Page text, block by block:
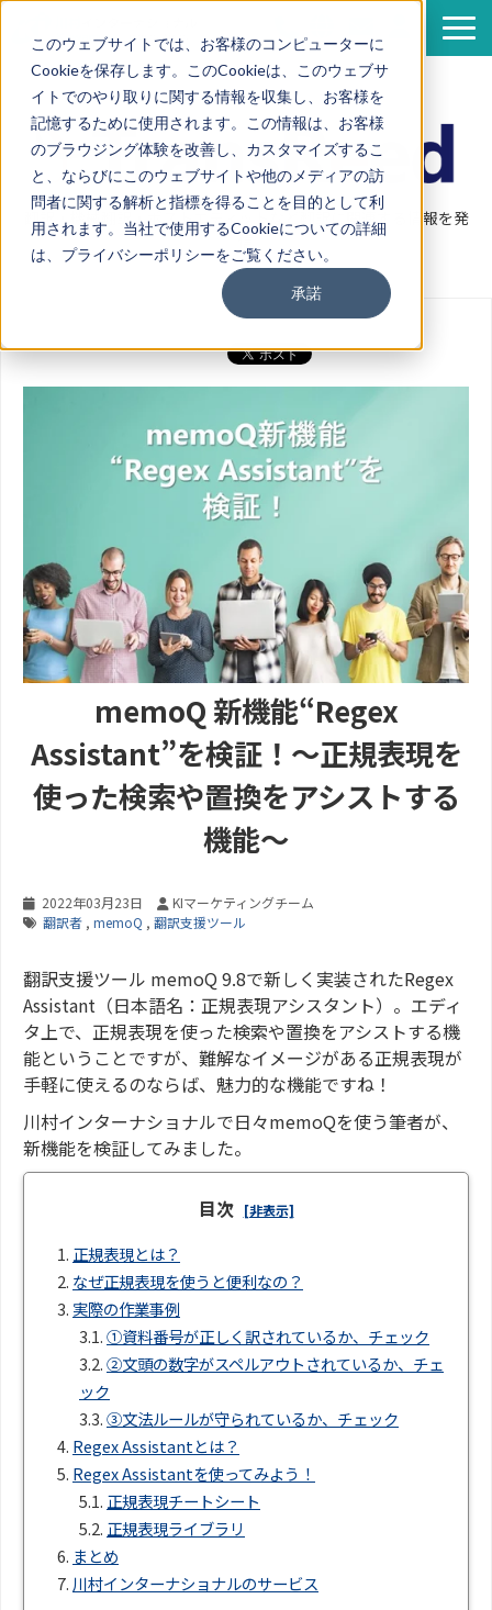
このウェブサイトでは、お客様のコンピューターに
Cookieを保存します。このCookieは、このウェブサ
イトでのやり取りに関する情報を収集し、お客様を
記憶するために使用されます。この情報は、お客様
のブラウジング体験を改善し、カスタマイズするこ
と、ならびにこのウェブサイトや他のメディアの訪
問者に関する解析と指標を得ることを目的として利
用されます。当社で使用するCookieについての詳細
は、プライバシーポリシーをご覧ください。
承諾
サービス
導入事例
資料一覧
セミナー情報
企業情報
翻訳ブログ
翻訳・機械翻訳・ポストエディットなど翻訳に関連する情報を発
信
memoQ 新機能“Regex
Assistant”を検証！～正規表現を
使った検索や置換をアシストする
機能～
2022年03月23日
KIマーケティングチーム
翻訳者 , memoQ , 翻訳支援ツール
翻訳支援ツール memoQ 9.8で新しく実装されたRegex
Assistant（日本語名：正規表現アシスタント）。エディ
タ上で、正規表現を使った検索や置換をアシストする機
能ということですが、難解なイメージがある正規表現が
手軽に使えるのならば、魅力的な機能ですね！
川村インターナショナルで日々memoQを使う筆者が、
新機能を検証してみました。
目次 [非表示]
1. 正規表現とは？
2. なぜ正規表現を使うと便利なの？
3. 実際の作業事例
3.1.①資料番号が正しく訳されているか、チェック
3.2.②文頭の数字がスペルアウトされているか、チェ
ック
3.3.③文法ルールが守られているか、チェック
4. Regex Assistantとは？
5. Regex Assistantを使ってみよう！
5.1. 正規表現チートシート
5.2. 正規表現ライブラリ
6. まとめ
7. 川村インターナショナルのサービス